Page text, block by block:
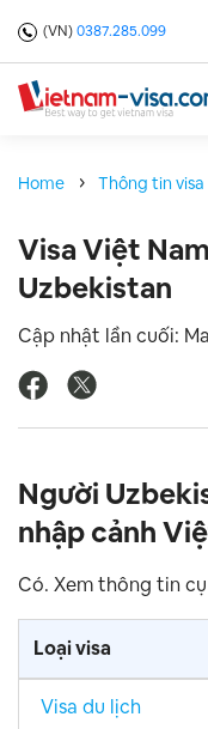
(VN)0387.285.099
Home Thông tin visa
Visa Việt
Uzbekistan
Cập nhật lần cuối:
Người
nhập cảnh
Có. Xem thông tin
Loại visa
Visa du lịch